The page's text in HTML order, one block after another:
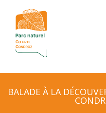
BALADE À LA